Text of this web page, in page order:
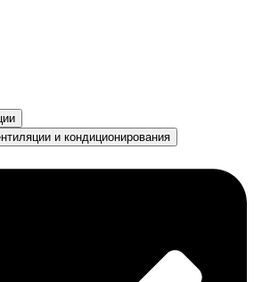
и кондиционирования